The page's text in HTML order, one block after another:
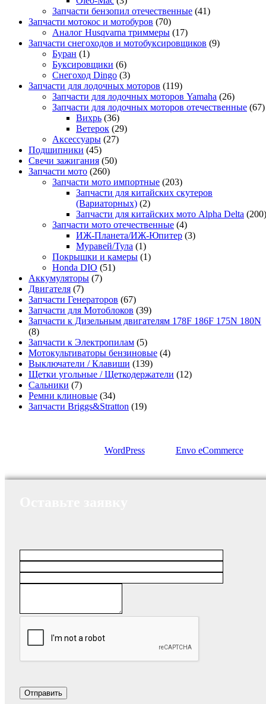
Запчасти бензопил отечественные (41)
Запчасти мотокос и мотобуров (70)
Аналог Husqvarna триммеры (17)
Запчасти снегоходов и мотобуксировщиков (9)
Буран (1)
Буксировщики (6)
Снегоход Dingo (3)
Запчасти для лодочных моторов (119)
Запчасти для лодочных моторов Yamaha (26)
Запчасти для лодочных моторов отечественные (67)
Вихрь (36)
Ветерок (29)
Аксессуары (27)
Подшипники (45)
Свечи зажигания (50)
Запчасти мото (260)
Запчасти мото импортные (203)
Запчасти для китайских скутеров
(Вариаторных) (2)
Запчасти для китайских мото Alpha Delta (200)
Запчасти мото отечественные (4)
ИЖ-Планета/ИЖ-Юпитер (3)
Муравей/Тула (1)
Покрышки и камеры (1)
Honda DIO (51)
Аккумуляторы (7)
Двигателя (7)
Запчасти Генераторов (67)
Запчасти для Мотоблоков (39)
Запчасти к Дизельным двигателям 178F 186F 175N 180N
(8)
Запчасти к Электропилам (5)
Мотокультиваторы бензиновые (4)
Выключатели / Клавиши (139)
Щетки угольные / Щеткодержатели (12)
Сальники (7)
Ремни клиновые (34)
Запчасти Briggs&Stratton (19)
WordPress Envo eCommerce